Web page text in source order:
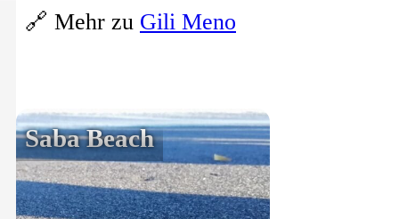
🔗 Mehr zu Gili Meno
Saba Beach